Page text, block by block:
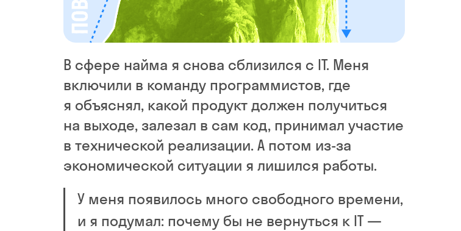
В сфере найма я снова сблизился с IT. Меня
включили в команду программистов, где
я объяснял, какой продукт должен получиться
на выходе, залезал в сам код, принимал участие
в технической реализации. А потом из-за
экономической ситуации я лишился работы.
У меня появилось много свободного времени,
и я подумал: почему бы не вернуться к IT —